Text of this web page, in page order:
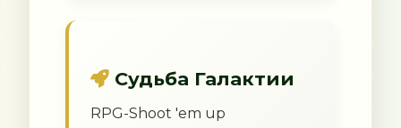
Судьба Галактии
RPG-Shoot 'em up